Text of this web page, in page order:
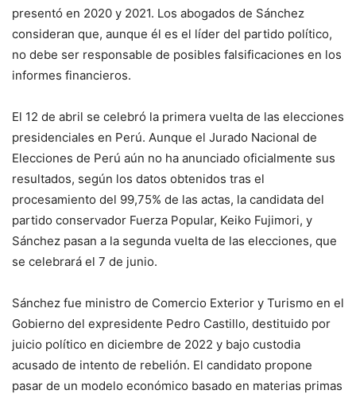
presentó en 2020 y 2021. Los abogados de Sánchez
consideran que, aunque él es el líder del partido político,
no debe ser responsable de posibles falsificaciones en los
informes financieros.
El 12 de abril se celebró la primera vuelta de las elecciones
presidenciales en Perú. Aunque el Jurado Nacional de
Elecciones de Perú aún no ha anunciado oficialmente sus
resultados, según los datos obtenidos tras el
procesamiento del 99,75% de las actas, la candidata del
partido conservador Fuerza Popular, Keiko Fujimori, y
Sánchez pasan a la segunda vuelta de las elecciones, que
se celebrará el 7 de junio.
Sánchez fue ministro de Comercio Exterior y Turismo en el
Gobierno del expresidente Pedro Castillo, destituido por
juicio político en diciembre de 2022 y bajo custodia
acusado de intento de rebelión. El candidato propone
pasar de un modelo económico basado en materias primas